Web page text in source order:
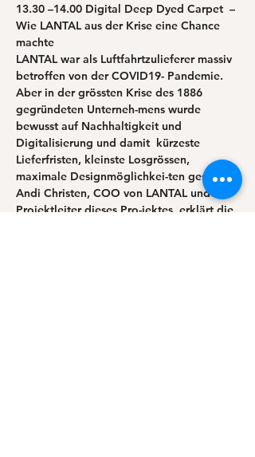
13.30 –14.00 Digital Deep Dyed Carpet –
Wie LANTAL aus der Krise eine Chance
machte
LANTAL war als Luftfahrtzulieferer massiv
betroffen von der COVID19- Pandemie.
Aber in der grössten Krise des 1886
gegründeten Unterneh-mens wurde
bewusst auf Nachhaltigkeit und
Digitalisierung und damit  kürzeste
Lieferfristen, kleinste Losgrössen,
maximale Designmöglichkei-ten gesetzt.
Andi Christen, COO von LANTAL und
Projektleiter dieses Pro-jektes, erklärt die